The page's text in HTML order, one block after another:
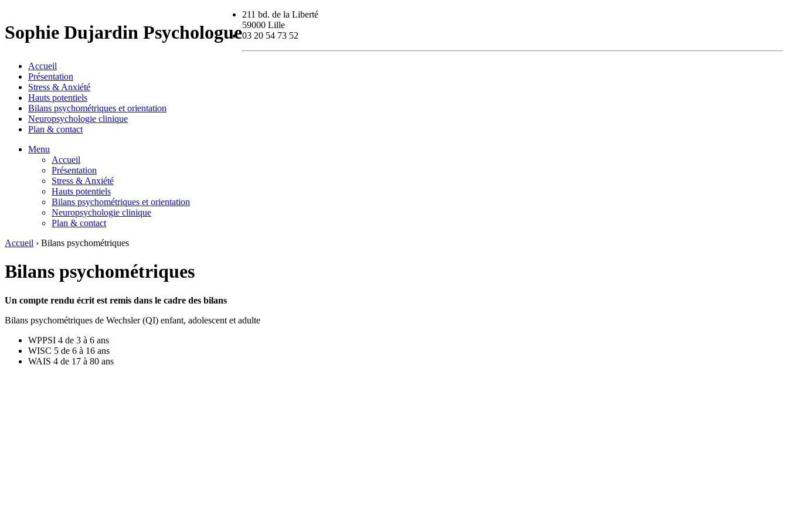
Sophie Dujardin Psychologue
211 bd. de la Liberté
59000 Lille
03 20 54 73 52
Accueil
Présentation
Stress & Anxiété
Hauts potentiels
Bilans psychométriques et orientation
Neuropsychologie clinique
Plan & contact
Menu
Accueil
Présentation
Stress & Anxiété
Hauts potentiels
Bilans psychométriques et orientation
Neuropsychologie clinique
Plan & contact
Accueil › Bilans psychométriques
Bilans psychométriques
Un compte rendu écrit est remis dans le cadre des bilans
Bilans psychométriques de Wechsler (QI) enfant, adolescent et adulte
WPPSI 4 de 3 à 6 ans
WISC 5 de 6 à 16 ans
WAIS 4 de 17 à 80 ans